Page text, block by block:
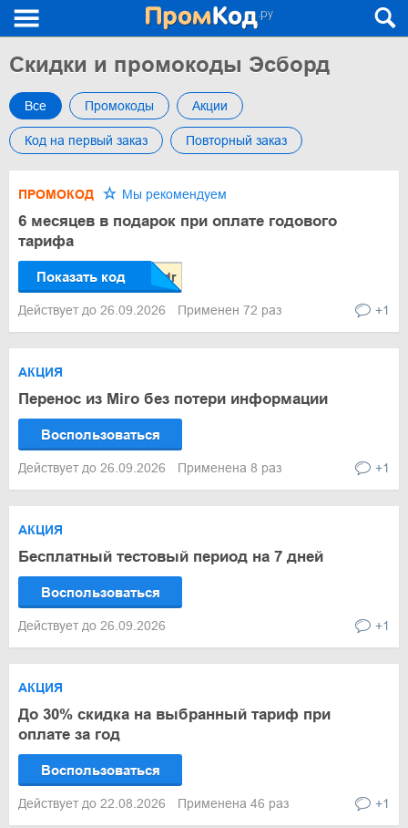
Скидки и промокоды Эсборд
Все Промокоды Акции
Код на первый заказ Повторный заказ
ПРОМОКОД Мы рекомендуем
6 месяцев в подарок при оплате годового
тарифа
Показать код
Действует до 26.09.2026 Применен 72 раз +1
АКЦИЯ
Перенос из Miro без потери информации
Воспользоваться
Действует до 26.09.2026 Применена 8 раз +1
АКЦИЯ
Бесплатный тестовый период на 7 дней
Воспользоваться
Действует до 26.09.2026 +1
АКЦИЯ
До 30% скидка на выбранный тариф при
оплате за год
Воспользоваться
Действует до 22.08.2026 Применена 46 раз +1